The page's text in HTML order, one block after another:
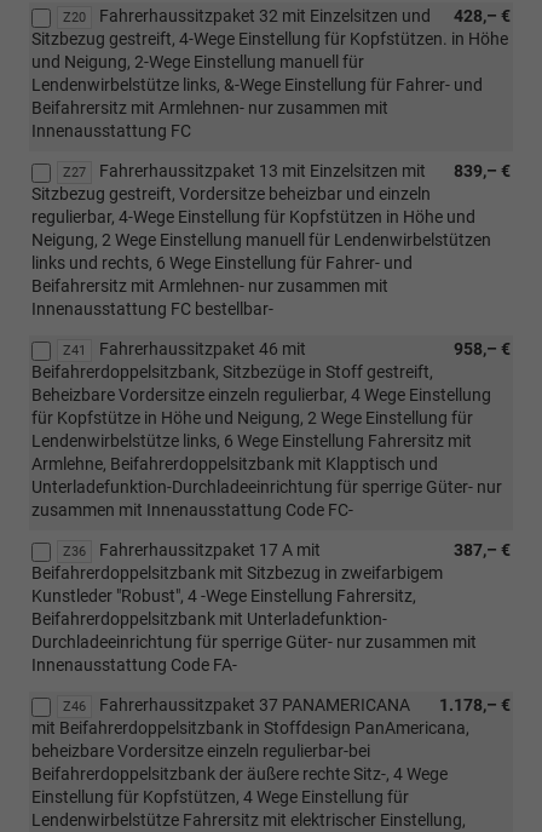
Z20 428,– €
Fahrerhaussitzpaket 32 mit Einzelsitzen und
Sitzbezug gestreift, 4-Wege Einstellung für Kopfstützen. in Höhe
und Neigung, 2-Wege Einstellung manuell für
Lendenwirbelstütze links, &-Wege Einstellung für Fahrer- und
Beifahrersitz mit Armlehnen- nur zusammen mit
Innenausstattung FC
Z27 839,– €
Fahrerhaussitzpaket 13 mit Einzelsitzen mit
Sitzbezug gestreift, Vordersitze beheizbar und einzeln
regulierbar, 4-Wege Einstellung für Kopfstützen in Höhe und
Neigung, 2 Wege Einstellung manuell für Lendenwirbelstützen
links und rechts, 6 Wege Einstellung für Fahrer- und
Beifahrersitz mit Armlehnen- nur zusammen mit
Innenausstattung FC bestellbar-
Z41 958,– €
Fahrerhaussitzpaket 46 mit
Beifahrerdoppelsitzbank, Sitzbezüge in Stoff gestreift,
Beheizbare Vordersitze einzeln regulierbar, 4 Wege Einstellung
für Kopfstütze in Höhe und Neigung, 2 Wege Einstellung für
Lendenwirbelstütze links, 6 Wege Einstellung Fahrersitz mit
Armlehne, Beifahrerdoppelsitzbank mit Klapptisch und
Unterladefunktion-Durchladeeinrichtung für sperrige Güter- nur
zusammen mit Innenausstattung Code FC-
Z36 387,– €
Fahrerhaussitzpaket 17 A mit
Beifahrerdoppelsitzbank mit Sitzbezug in zweifarbigem
Kunstleder "Robust", 4 -Wege Einstellung Fahrersitz,
Beifahrerdoppelsitzbank mit Unterladefunktion-
Durchladeeinrichtung für sperrige Güter- nur zusammen mit
Innenausstattung Code FA-
Z46 1.178,– €
Fahrerhaussitzpaket 37 PANAMERICANA
mit Beifahrerdoppelsitzbank in Stoffdesign PanAmericana,
beheizbare Vordersitze einzeln regulierbar-bei
Beifahrerdoppelsitzbank der äußere rechte Sitz-, 4 Wege
Einstellung für Kopfstützen, 4 Wege Einstellung für
Lendenwirbelstütze Fahrersitz mit elektrischer Einstellung,